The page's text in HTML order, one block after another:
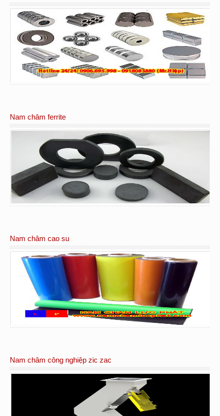
Nam châm ferrite
Nam châm cao su
Nam châm công nghiệp zic zac